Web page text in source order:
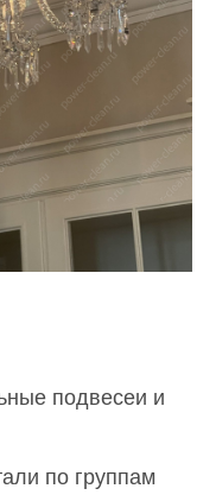
подвесеи и
по группам